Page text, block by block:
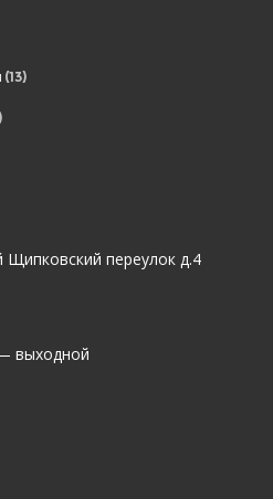
(13)
Щипковский переулок д.4
выходной